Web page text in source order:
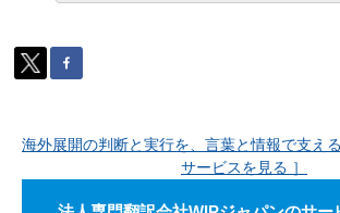
海外展開の判断と実行を、言葉と情報で支え
サービスを見る ］